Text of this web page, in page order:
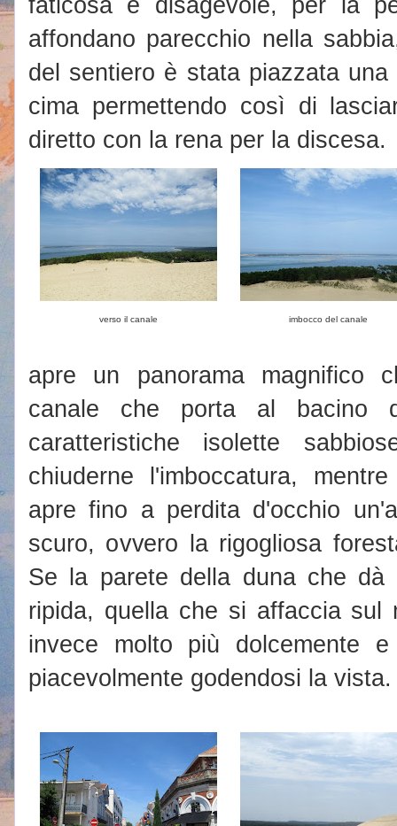
affondano parecchio nella
del sentiero è stata piazzata
cima permettendo così di
diretto con la rena per la discesa.
verso il canale imbocco del canale
apre un panorama magnifico
canale che porta al
caratteristiche isolette
chiuderne l'imboccatura,
apre fino a perdita d'occhio
scuro, ovvero la rigogliosa
Se la parete della duna che dà
ripida, quella che si affaccia sul
invece molto più dolcemente
piacevolmente godendosi la vista.